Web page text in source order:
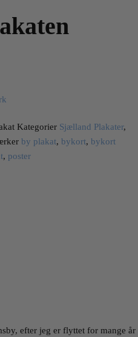
Kategorier Sjælland Plakater,
by plakat, bykort, bykort
, poster
efter jeg er flyttet for mange år